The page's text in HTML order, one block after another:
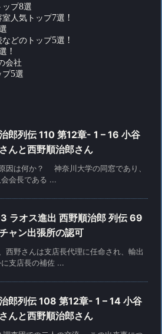
ップ8選
人気トップ7選 !
どのトップ5選 !
!
会社
プ5選
郎列伝 110 第12章- 1 – 16 小谷
んと西野順治郎さん
因は何か？ 神奈川大学の同窓であり、
会長である ...
ラオス進出 西野順治郎 列伝 69
ャン出張所の認可
西野さんは支店長代理に任命され、輸出
支店長の補佐 ...
郎列伝 108 第12章- 1 – 14 小谷
んと西野順治郎さん